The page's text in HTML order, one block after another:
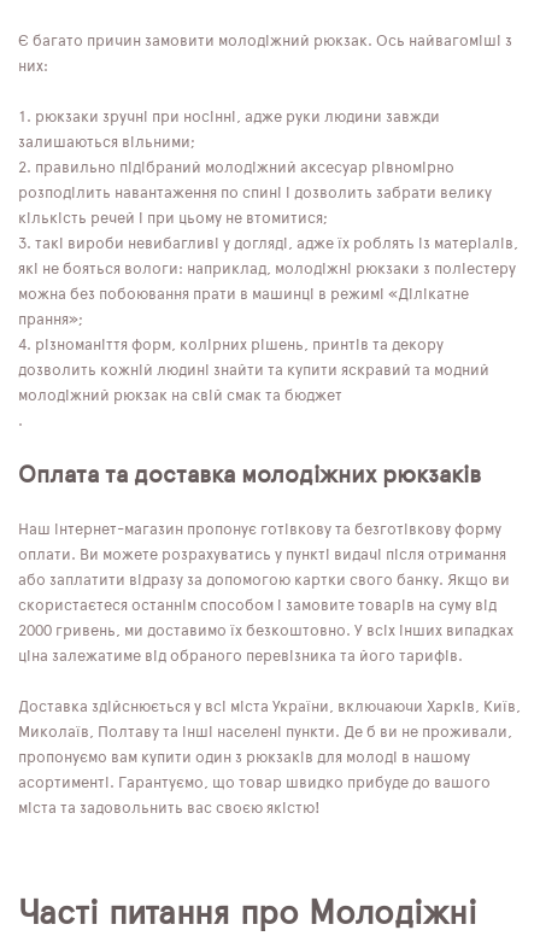
Є багато причин замовити молодіжний рюкзак. Ось найвагоміші з
них:
рюкзаки зручні при носінні, адже руки людини завжди
залишаються вільними;
правильно підібраний молодіжний аксесуар рівномірно
розподілить навантаження по спині і дозволить забрати велику
кількість речей і при цьому не втомитися;
такі вироби невибагливі у догляді, адже їх роблять із матеріалів,
які не бояться вологи: наприклад, молодіжні рюкзаки з поліестеру
можна без побоювання прати в машинці в режимі «Ділікатне
прання»;
різноманіття форм, колірних рішень, принтів та декору
дозволить кожній людині знайти та купити яскравий та модний
молодіжний рюкзак на свій смак та бюджет
.
Оплата та доставка молодіжних рюкзаків
Наш інтернет-магазин пропонує готівкову та безготівкову форму
оплати. Ви можете розрахуватись у пункті видачі після отримання
або заплатити відразу за допомогою картки свого банку. Якщо ви
скористаєтеся останнім способом і замовите товарів на суму від
2000 гривень, ми доставимо їх безкоштовно. У всіх інших випадках
ціна залежатиме від обраного перевізника та його тарифів.
Доставка здійснюється у всі міста України, включаючи Харків, Київ,
Миколаїв, Полтаву та інші населені пункти. Де б ви не проживали,
пропонуємо вам купити один з рюкзаків для молоді в нашому
асортименті. Гарантуємо, що товар швидко прибуде до вашого
міста та задовольнить вас своєю якістю!
Часті питання про Молодіжні